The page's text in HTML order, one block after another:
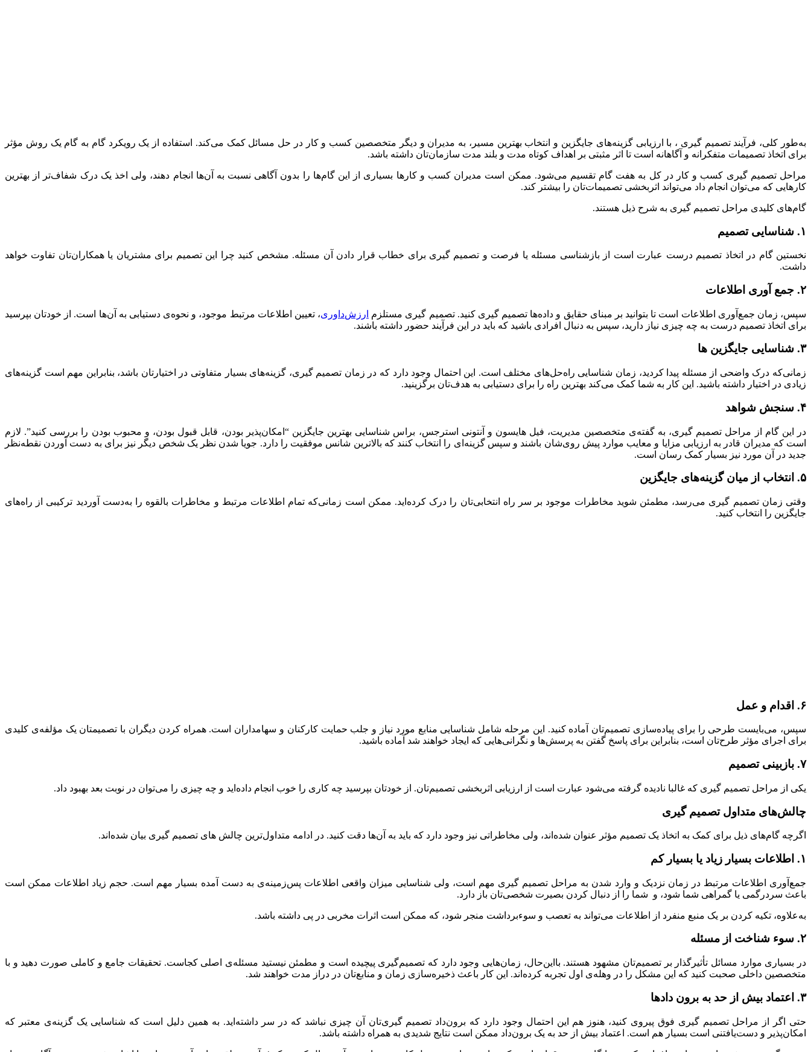
به‌طور کلی، فرآیند تصمیم گیری ، با ارزیابی گزینه‌های جایگزین و انتخاب بهترین مسیر، به مدیران و دیگر متخصصین کسب و کار در حل مسائل کمک می‌کند. استفاده از یک رویکرد گام به گام یک روش مؤثر
برای اتخاذ تصمیمات متفکرانه و آگاهانه است تا اثر مثبتی بر اهداف کوتاه مدت و بلند مدت سازمان‌تان داشته باشد.
مراحل تصمیم گیری کسب و کار در کل به هفت گام تقسیم می‌شود. ممکن است مدیران کسب و کارها بسیاری از این گام‌ها را بدون آگاهی نسبت به آن‌ها انجام دهند، ولی اخذ یک درک شفاف‌تر از بهترین
کارهایی که می‌توان انجام داد می‌تواند اثربخشی تصمیمات‌تان را بیشتر کند.
گام‌های کلیدی مراحل تصمیم گیری به شرح ذیل هستند.
۱. شناسایی تصمیم
نخستین گام در اتخاذ تصمیم درست عبارت است از بازشناسی مسئله یا فرصت و تصمیم گیری برای خطاب قرار دادن آن مسئله. مشخص کنید چرا این تصمیم برای مشتریان یا همکاران‌تان تفاوت خواهد
داشت.
۲. جمع آوری اطلاعات
سپس، زمان جمع‌آوری اطلاعات است تا بتوانید بر مبنای حقایق و داده‌ها تصمیم گیری کنید. تصمیم گیری مستلزم ارزش‌داوری، تعیین اطلاعات مرتبط موجود، و نحوه‌ی دستیابی به آن‌ها است. از خودتان بپرسید
برای اتخاذ تصمیم درست به چه چیزی نیاز دارید، سپس به دنبال افرادی باشید که باید در این فرآیند حضور داشته باشند.
۳. شناسایی جایگزین ها
زمانی‌که درک واضحی از مسئله پیدا کردید، زمان شناسایی راه‌حل‌های مختلف است. این احتمال وجود دارد که در زمان تصمیم گیری، گزینه‌های بسیار متفاوتی در اختیارتان باشد، بنابراین مهم است گزینه‌های
زیادی در اختیار داشته باشید. این کار به شما کمک می‌کند بهترین راه را برای دستیابی به هدف‌تان برگزینید.
۴. سنجش شواهد
در این گام از مراحل تصمیم گیری، به گفته‌ی متخصصین مدیریت، فیل هایسون و آنتونی استرجس، براس شناسایی بهترین جایگزین “امکان‌پذیر بودن، قابل قبول بودن، و محبوب بودن را بررسی کنید”. لازم
است که مدیران قادر به ارزیابی مزایا و معایب موارد پیش روی‌شان باشند و سپس گزینه‌ای را انتخاب کنند که بالاترین شانس موفقیت را دارد. جویا شدن نظر یک شخص دیگر نیز برای به دست آوردن نقطه‌نظر
جدید در آن مورد نیز بسیار کمک رسان است.
۵. انتخاب از میان گزینه‌های جایگزین
وقتی زمان تصمیم گیری می‌رسد، مطمئن شوید مخاطرات موجود بر سر راه انتخابی‌تان را درک کرده‌اید. ممکن است زمانی‌که تمام اطلاعات مرتبط و مخاطرات بالقوه را به‌دست آوردید ترکیبی از راه‌های
جایگزین را انتخاب کنید.
۶. اقدام و عمل
سپس، می‌بایست طرحی را برای پیاده‌سازی تصمیم‌تان آماده کنید. این مرحله شامل شناسایی منابع مورد نیاز و جلب حمایت کارکنان و سهامداران است. همراه کردن دیگران با تصمیمتان یک مؤلفه‌ی کلیدی
برای اجرای مؤثر طرح‌تان است، بنابراین برای پاسخ گفتن به پرسش‌ها و نگرانی‌هایی که ایجاد خواهند شد آماده باشید.
۷. بازبینی تصمیم
یکی از مراحل تصمیم گیری که غالبا نادیده گرفته می‌شود عبارت است از ارزیابی اثربخشی تصمیم‌تان. از خودتان بپرسید چه کاری را خوب انجام داده‌اید و چه چیزی را می‌توان در نوبت بعد بهبود داد.
چالش‌های متداول تصمیم گیری
اگرچه گام‌های ذیل برای کمک به اتخاذ یک تصمیم مؤثر عنوان شده‌اند، ولی مخاطراتی نیز وجود دارد که باید به آن‌ها دقت کنید. در ادامه متداول‌ترین چالش های تصمیم گیری بیان شده‌اند.
۱. اطلاعات بسیار زیاد یا بسیار کم
جمع‌آوری اطلاعات مرتبط در زمان نزدیک و وارد شدن به مراحل تصمیم گیری مهم است، ولی شناسایی میزان واقعی اطلاعات پس‌زمینه‌ی به دست آمده بسیار مهم است. حجم زیاد اطلاعات ممکن است
باعث سردرگمی یا گمراهی شما شود، و شما را از دنبال کردن بصیرت شخصی‌تان باز دارد.
به‌علاوه، تکیه کردن بر یک منبع منفرد از اطلاعات می‌تواند به تعصب و سوءبرداشت منجر شود، که ممکن است اثرات مخربی در پی داشته باشد.
۲. سوء شناخت از مسئله
در بسیاری موارد مسائل تأثیرگذار بر تصمیم‌تان مشهود هستند. بااین‌حال، زمان‌هایی وجود دارد که تصمیم‌گیری پیچیده است و مطمئن نیستید مسئله‌ی اصلی کجاست. تحقیقات جامع و کاملی صورت دهید و با
متخصصین داخلی صحبت کنید که این مشکل را در وهله‌ی اول تجربه کرده‌اند. این کار باعث ذخیره‌سازی زمان و منابع‌تان در دراز مدت خواهند شد.
۳. اعتماد بیش از حد به برون دادها
حتی اگر از مراحل تصمیم گیری فوق پیروی کنید، هنوز هم این احتمال وجود دارد که برون‌داد تصمیم گیری‌تان آن چیزی نباشد که در سر داشته‌اید. به همین دلیل است که شناسایی یک گزینه‌ی معتبر که
امکان‌پذیر و دست‌یافتنی است بسیار هم است. اعتماد بیش از حد به یک برون‌داد ممکن است نتایج شدیدی به همراه داشته باشد.